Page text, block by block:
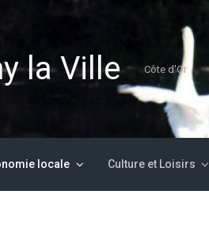
la Ville Côte d'Or
locale Culture et Loisirs